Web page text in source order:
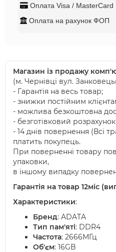
Оплата Visa / MasterCard
Оплата на рахунок ФОП
Магазин із продажу
(м. Чернівці вул.
- Гарантія на весь товар;
- знижки постійним
- можлива безкоштовна
- безготівковий
- 14 днів повернення (Всі
платить покупець.
При поверненні товару
упаковки,
в іншому випадку
Гарантія на товар 12міс
Характеристики:
Бренд: ADATA
Тип пам'яті: DDR4
Частота: 2666МГц
Об'єм: 16GB